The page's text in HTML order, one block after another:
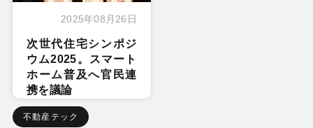
2025年08月26日
次世代住宅シンポジ
ウム2025。スマート
ホーム普及へ官民連
携を議論
不動産テック